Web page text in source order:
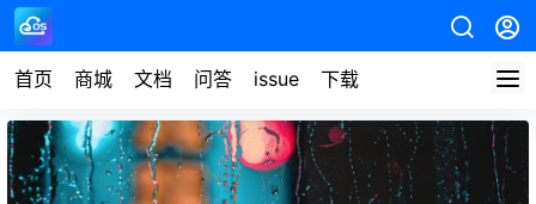
首页 商城 文档 问答 issue 下载